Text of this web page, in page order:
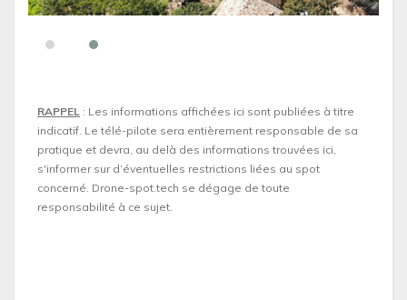
RAPPEL : Les informations affichées ici sont publiées à titre
indicatif. Le télé-pilote sera entièrement responsable de sa
pratique et devra, au delà des informations trouvées ici,
s'informer sur d’éventuelles restrictions liées au spot
concerné. Drone-spot.tech se dégage de toute
responsabilité à ce sujet.